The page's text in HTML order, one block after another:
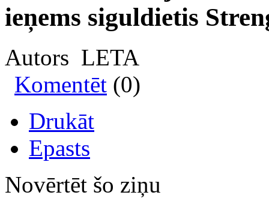
ieņems siguldietis
Autors LETA
Komentēt (0)
Drukāt
Epasts
Novērtēt šo ziņu